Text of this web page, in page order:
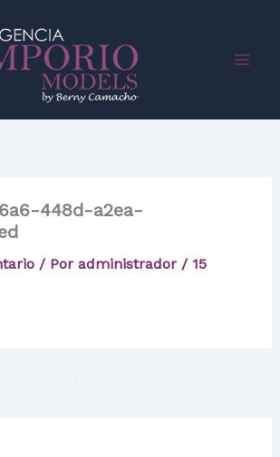
448d-a2ea-
/ Por administrador / 15